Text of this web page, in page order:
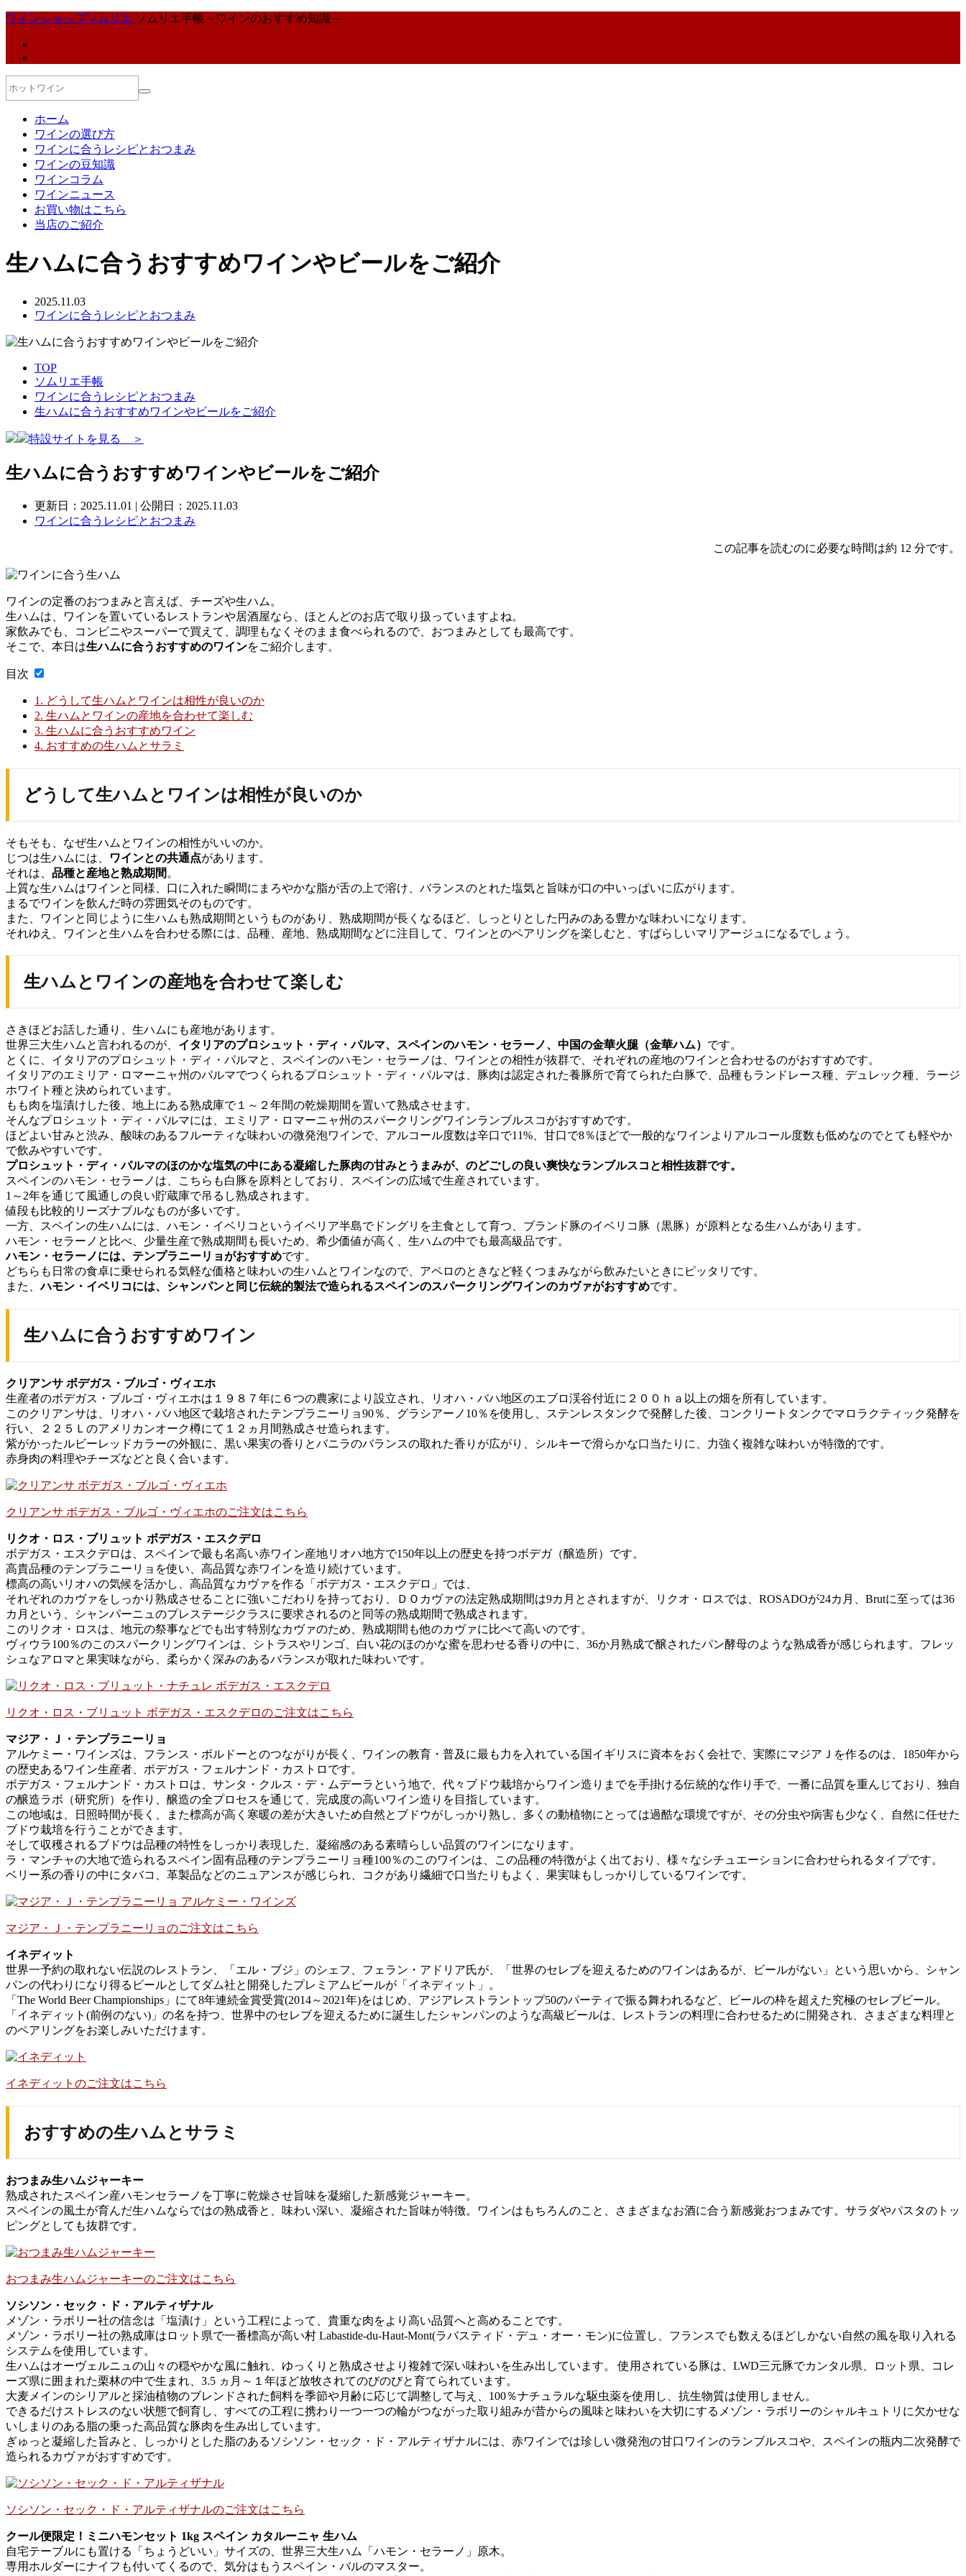
ワインショップソムリエ ソムリエ手帳～ワインのおすすめ知識～
ホーム
ワインの選び方
ワインに合うレシピとおつまみ
ワインの豆知識
ワインコラム
ワインニュース
お買い物はこちら
当店のご紹介
生ハムに合うおすすめワインやビールをご紹介
2025.11.03
ワインに合うレシピとおつまみ
TOP
ソムリエ手帳
ワインに合うレシピとおつまみ
生ハムに合うおすすめワインやビールをご紹介
特設サイトを見る ＞
生ハムに合うおすすめワインやビールをご紹介
更新日： 2025.11.01 | 公開日：2025.11.03
ワインに合うレシピとおつまみ
この記事を読むのに必要な時間は約 12 分です。
ワインの定番のおつまみと言えば、チーズや生ハム。
生ハムは、ワインを置いているレストランや居酒屋なら、ほとんどのお店で取り扱っていますよね。
家飲みでも、コンビニやスーパーで買えて、調理もなくそのまま食べられるので、おつまみとしても最高です。
そこで、本日は生ハムに合うおすすめのワインをご紹介します。
目次
1. どうして生ハムとワインは相性が良いのか
2. 生ハムとワインの産地を合わせて楽しむ
3. 生ハムに合うおすすめワイン
4. おすすめの生ハムとサラミ
どうして生ハムとワインは相性が良いのか
そもそも、なぜ生ハムとワインの相性がいいのか。
じつは生ハムには、
ワインとの共通点があります。
それは、 品種と産地と熟成期間 。
上質な生ハムはワインと同様、口に入れた瞬間にまろやかな脂が舌の上で溶け、バランスのとれた塩気と旨味が口の中いっぱいに広がります。
まるでワインを飲んだ時の雰囲気そのものです。
また、ワインと同じように生ハムも熟成期間というものがあり、熟成期間が長くなるほど、しっとりとした円みのある豊かな味わいになります。
それゆえ、ワインと生ハムを合わせる際には、品種、産地、熟成期間などに注目して、ワインとのペアリングを楽しむと、すばらしいマリアージュになるでしょう。
生ハムとワインの産地を合わせて楽しむ
さきほどお話した通り、生ハムにも産地があります。
世界三大生ハムと言われるのが、 イタリアのプロシュット・ディ・パルマ、 スペインのハモン・セラーノ、中国の金華火腿（金華ハム） です。
とくに、イタリアのプロシュット・ディ・パルマと、スペインのハモン・セラーノは、ワインとの相性が抜群で、それぞれの産地のワインと合わせるのがおすすめです。
イタリアのエミリア・ロマーニャ州のパルマでつくられるプロシュット・ディ・パルマは、豚肉は認定された養豚所で育てられた白豚で、品種もランドレース種、デュレック種、ラージ
ホワイト種と決められています。
もも肉を塩漬けした後、地上にある熟成庫で１～２年間の乾燥期間を置いて熟成させます。
そんなプロシュット・ディ・パルマには、エミリア・ロマーニャ州のスパークリングワインランブルスコがおすすめです。
ほどよい甘みと渋み、酸味のあるフルーティな味わいの微発泡ワインで、アルコール度数は辛口で11%、甘口で8％ほどで一般的なワインよりアルコール度数も低めなのでとても軽やか
で飲みやすいです。
プロシュット・ディ・パルマのほのかな塩気の中にある凝縮した豚肉の甘みとうまみが、 のどごしの良い爽快なランブルスコと相性抜群です。
スペインのハモン・セラーノは、こちらも白豚を原料としており、スペインの広域で生産されています。
1～2年を通じて風通しの良い貯蔵庫で吊るし熟成されます。
値段も比較的リーズナブルなものが多いです。
一方、スペインの生ハムには、ハモン・イベリコというイベリア半島でドングリを主食として育つ、ブランド豚のイベリコ豚（黒豚）が原料となる生ハムがあります。
ハモン・セラーノと比べ、少量生産で熟成期間も長いため、希少価値が高く、生ハムの中でも最高級品です。
ハモン・セラーノには、テンプラニーリョがおすすめです。
どちらも日常の食卓に乗せられる気軽な価格と味わいの生ハムとワインなので、アペロのときなど軽くつまみながら飲みたいときにピッタリです。
また、ハモン・イベリコには、シャンパンと同じ伝統的製法で造られるスペインのスパークリングワインのカヴァがおすすめです。
生ハムに合うおすすめワイン
クリアンサ ボデガス・ブルゴ・ヴィエホ
生産者のボデガス・ブルゴ・ヴィエホは１９８７年に６つの農家により設立され、リオハ・バハ地区のエブロ渓谷付近に２００ｈａ以上の畑を所有しています。
このクリアンサは、リオハ・バハ地区で栽培されたテンプラニーリョ90％、グラシアーノ10％を使用し、ステンレスタンクで発酵した後、コンクリートタンクでマロラクティック発酵を
行い、２２５Ｌのアメリカンオーク樽にて１２ヵ月間熟成させ造られます。
紫がかったルビーレッドカラーの外観に、黒い果実の香りとバニラのバランスの取れた香りが広がり、シルキーで滑らかな口当たりに、力強く複雑な味わいが特徴的です。
赤身肉の料理やチーズなどと良く合います。
クリアンサ ボデガス・ブルゴ・ヴィエホのご注文はこちら
リクオ・ロス・ブリュット ボデガス・エスクデロ
ボデガス・エスクデロは、スペインで最も名高い赤ワイン産地リオハ地方で150年以上の歴史を持つボデガ（醸造所）です。
高貴品種のテンプラニーリョを使い、高品質な赤ワインを造り続けています。
標高の高いリオハの気候を活かし、高品質なカヴァを作る「ボデガス・エスクデロ」では、
それぞれのカヴァをしっかり熟成させることに強いこだわりを持っており、ＤＯカヴァの法定熟成期間は9カ月とされますが、リクオ・ロスでは、ROSADOが24カ月、Brutに至っては36
カ月という、シャンパーニュのプレステージクラスに要求されるのと同等の熟成期間で熟成されます。
このリクオ・ロスは、地元の祭事などでも出す特別なカヴァのため、熟成期間も他のカヴァに比べて高いのです。
ヴィウラ100％のこのスパークリングワインは、シトラスやリンゴ、白い花のほのかな蜜を思わせる香りの中に、36か月熟成で醸されたパン酵母のような熟成香が感じられます。フレッ
シュなアロマと果実味ながら、柔らかく深みのあるバランスが取れた味わいです。
リクオ・ロス・ブリュット ボデガス・エスクデロのご注文はこちら
マジア・Ｊ・テンプラニーリョ
アルケミー・ワインズは、フランス・ボルドーとのつながりが長く、ワインの教育・普及に最も力を入れている国イギリスに資本をおく会社で、実際にマジアＪを作るのは、1850年から
の歴史あるワイン生産者、ボデガス・フェルナンド・カストロです。
ボデガス・フェルナンド・カストロは、サンタ・クルス・デ・ムデーラという地で、代々ブドウ栽培からワイン造りまでを手掛ける伝統的な作り手で、一番に品質を重んじており、独自
の醸造ラボ（研究所）を作り、醸造の全プロセスを通じて、完成度の高いワイン造りを目指しています。
この地域は、日照時間が長く、また標高が高く寒暖の差が大きいため自然とブドウがしっかり熟し、多くの動植物にとっては過酷な環境ですが、その分虫や病害も少なく、自然に任せた
ブドウ栽培を行うことができます。
そして収穫されるブドウは品種の特性をしっかり表現した、凝縮感のある素晴らしい品質のワインになります。
ラ・マンチャの大地で造られるスペイン固有品種のテンプラニーリョ種100％のこのワインは、この品種の特徴がよく出ており、様々なシチュエーションに合わせられるタイプです。
ベリー系の香りの中にタバコ、革製品などのニュアンスが感じられ、コクがあり繊細で口当たりもよく、果実味もしっかりしているワインです。
マジア・Ｊ・テンプラニーリョのご注文はこちら
イネディット
世界一予約の取れない伝説のレストラン、「エル・ブジ」のシェフ、フェラン・アドリア氏が、「世界のセレブを迎えるためのワインはあるが、ビールがない」という思いから、シャン
パンの代わりになり得るビールとしてダム社と開発したプレミアムビールが「イネディット」。
「The World Beer Championships」にて8年連続金賞受賞(2014～2021年)をはじめ、アジアレストラントップ50のパーティで振る舞われるなど、ビールの枠を超えた究極のセレブビール。
「イネディット(前例のない)」の名を持つ、世界中のセレブを迎えるために誕生したシャンパンのような高級ビールは、レストランの料理に合わせるために開発され、さまざまな料理と
のペアリングをお楽しみいただけます。
イネディットのご注文はこちら
おすすめの生ハムとサラミ
おつまみ生ハムジャーキー
熟成されたスペイン産ハモンセラーノを丁寧に乾燥させ旨味を凝縮した新感覚ジャーキー。
スペインの風土が育んだ生ハムならではの熟成香と、味わい深い、凝縮された旨味が特徴。ワインはもちろんのこと、さまざまなお酒に合う新感覚おつまみです。サラダやパスタのトッ
ピングとしても抜群です。
おつまみ生ハムジャーキーのご注文はこちら
ソシソン・セック・ド・アルティザナル
メゾン・ラボリー社の信念は「塩漬け」という工程によって、貴重な肉をより高い品質へと高めることです。
メゾン・ラボリー社の熟成庫はロット県で一番標高が高い村 Labastide-du-Haut-Mont(ラバスティド・デュ・オー・モン)に位置し、フランスでも数えるほどしかない自然の風を取り入れる
システムを使用しています。
生ハムはオーヴェルニュの山々の穏やかな風に触れ、ゆっくりと熟成させより複雑で深い味わいを生み出しています。 使用されている豚は、LWD三元豚でカンタル県、ロット県、コレ
ーズ県に囲まれた栗林の中で生まれ、3.5 ヵ月～１年ほど放牧されてのびのびと育てられています。
大麦メインのシリアルと採油植物のブレンドされた飼料を季節や月齢に応じて調整して与え、100％ナチュラルな駆虫薬を使用し、抗生物質は使用しません。
できるだけストレスのない状態で飼育し、すべての工程に携わり一つ一つの輪がつながった取り組みが昔からの風味と味わいを大切にするメゾン・ラボリーのシャルキュトリに欠かせな
いしまりのある脂の乗った高品質な豚肉を生み出しています。
ぎゅっと凝縮した旨みと、しっかりとした脂のあるソシソン・セック・ド・アルティザナルには、赤ワインでは珍しい微発泡の甘口ワインのランブルスコや、スペインの瓶内二次発酵で
造られるカヴァがおすすめです。
ソシソン・セック・ド・アルティザナルのご注文はこちら
クール便限定！ミニハモンセット 1kg スペイン カタルーニャ 生ハム
自宅テーブルにも置ける「ちょうどいい」サイズの、世界三大生ハム「ハモン・セラーノ」原木。
専用ホルダーにナイフも付いてくるので、気分はもうスペイン・バルのマスター。